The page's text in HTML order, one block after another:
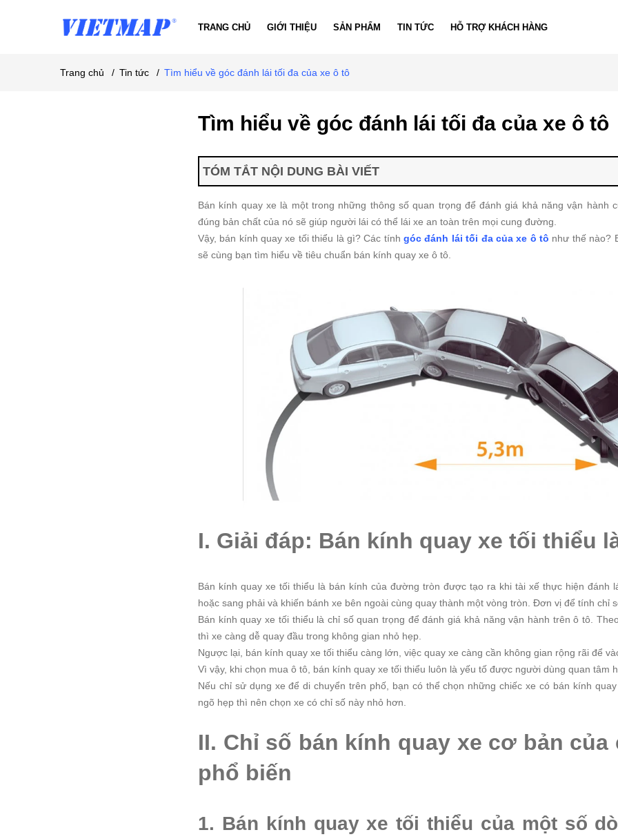
TRANG CHỦ GIỚI THIỆU SẢN PHẨM TIN TỨC HỖ TRỢ KHÁCH HÀNG
Trang chủ / Tin tức / Tìm hiểu về góc đánh lái tối đa của xe ô tô
Tìm hiểu về góc đánh lái tối đa của xe ô tô
TÓM TẮT NỘI DUNG BÀI VIẾT
Bán kính quay xe là một trong những thông số quan trọng để đánh giá khả năng vận hành
đúng bản chất của nó sẽ giúp người lái có thể lái xe an toàn trên mọi cung đường.
Vậy, bán kính quay xe tối thiểu là gì? Các tínhgóc đánh lái tối đa của xe ô tô như thế nào?
sẽ cùng bạn tìm hiểu về tiêu chuẩn bán kính quay xe ô tô.
I. Giải đáp: Bán kính quay xe tối thiểu
Bán kính quay xe tối thiểu là bán kính của đường tròn được tạo ra khi tài xế thực hiện đánh
hoặc sang phải và khiến bánh xe bên ngoài cùng quay thành một vòng tròn. Đơn vị để tính chỉ
Bán kính quay xe tối thiểu là chỉ số quan trọng để đánh giá khả năng vận hành trên ô tô.
thì xe càng dễ quay đầu trong không gian nhỏ hẹp.
Ngược lại, bán kính quay xe tối thiểu càng lớn, việc quay xe càng cần không gian rộng rãi để
Vì vậy, khi chọn mua ô tô, bán kính quay xe tối thiểu luôn là yếu tố được người dùng quan tâm
Nếu chỉ sử dụng xe để di chuyển trên phố, bạn có thể chọn những chiếc xe có bán kính
ngõ hẹp thì nên chọn xe có chỉ số này nhỏ hơn.
II. Chỉ số bán kính quay xe cơ bản của
phổ biến
1. Bán kính quay xe tối thiểu của một số